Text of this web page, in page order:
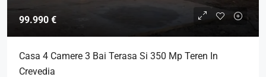
99.990 €
Casa 4 Camere 3 Bai Terasa Si 350 Mp Teren In
Crevedia